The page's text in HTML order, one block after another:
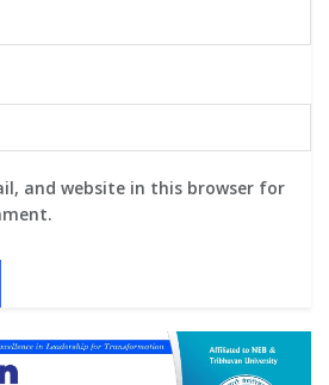
and website in this browser for